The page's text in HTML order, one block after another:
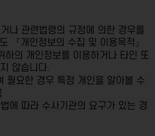
나 관련법령의 규정에 의한 경우를
『개인정보의 수집 및 이용목적』
하의 개인정보를 이용하거나 타인 또
않습니다.
필요한 경우 특정 개인을 알아볼 수
에 따라 수사기관의 요구가 있는 경